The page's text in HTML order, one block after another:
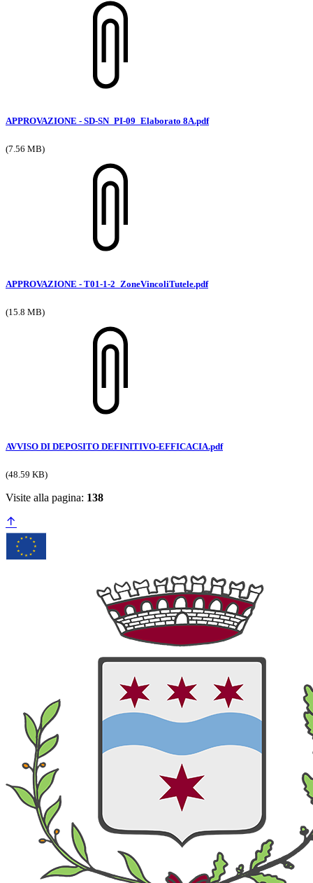
APPROVAZIONE - SD-SN_PI-09_Elaborato 8A.pdf
(7.56 MB)
APPROVAZIONE - T01-1-2_ZoneVincoliTutele.pdf
(15.8 MB)
AVVISO DI DEPOSITO DEFINITIVO-EFFICACIA.pdf
(48.59 KB)
Visite alla pagina: 138